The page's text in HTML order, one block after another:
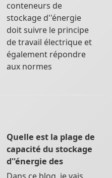
conteneurs de
stockage d''énergie
doit suivre le principe
de travail électrique et
également répondre
aux normes
Quelle est la plage de
capacité du stockage
d''énergie des